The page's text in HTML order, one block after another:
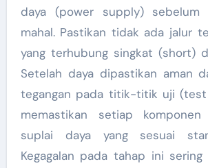
daya (power supply) sebelum
mahal. Pastikan tidak ada jalur
yang terhubung singkat (short)
Setelah daya dipastikan aman
tegangan pada titik-titik uji
memastikan setiap komponen
suplai daya yang sesuai
Kegagalan pada tahap ini